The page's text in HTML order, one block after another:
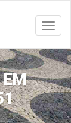
Toggle